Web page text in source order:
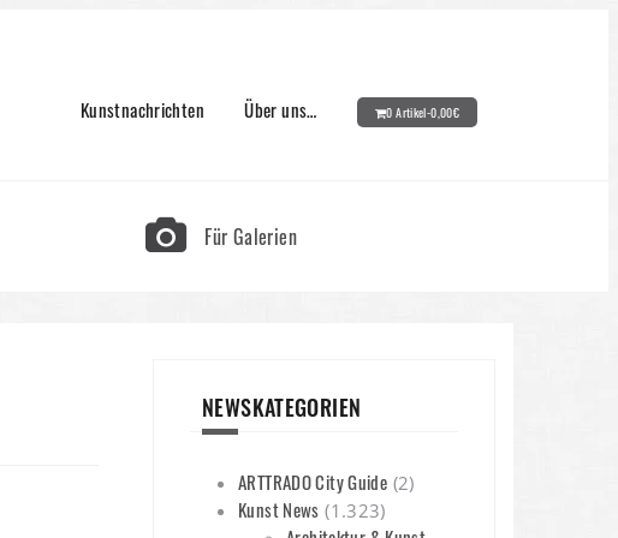
Kunstnachrichten Über uns… 0 Artikel-0,00€
Für Galerien
NEWSKATEGORIEN
ARTTRADO City Guide (2)
Kunst News (1.323)